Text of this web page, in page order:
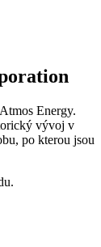
Energy.
vývoj v
po kterou jsou